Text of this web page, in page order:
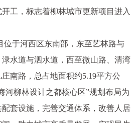
工，标志着柳林城市更新项目进入
位于河西区东南部，东至艺林路与
水道与泗水道，西至微山路、清湾
南路，总占地面积约5.19平方公
河柳林设计之都核心区”规划布局为
套设施，完善交通体系，改善人居